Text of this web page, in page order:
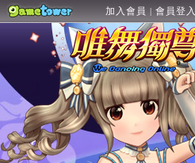
加入會員 | 會員登入